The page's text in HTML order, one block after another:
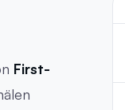
First-